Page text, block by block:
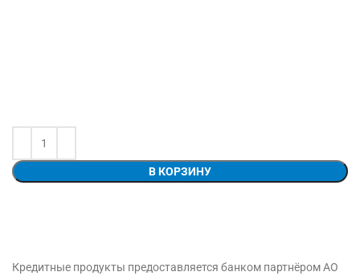
В КОРЗИНУ
Кредитные продукты предоставляется банком партнёром АО